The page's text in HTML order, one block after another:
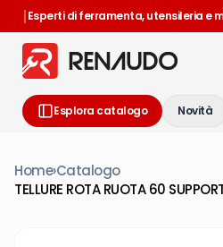
|Esperti di ferramenta, utensileria e
Esplora catalogo Novità
Home›Catalogo
TELLURE ROTA RUOTA 60